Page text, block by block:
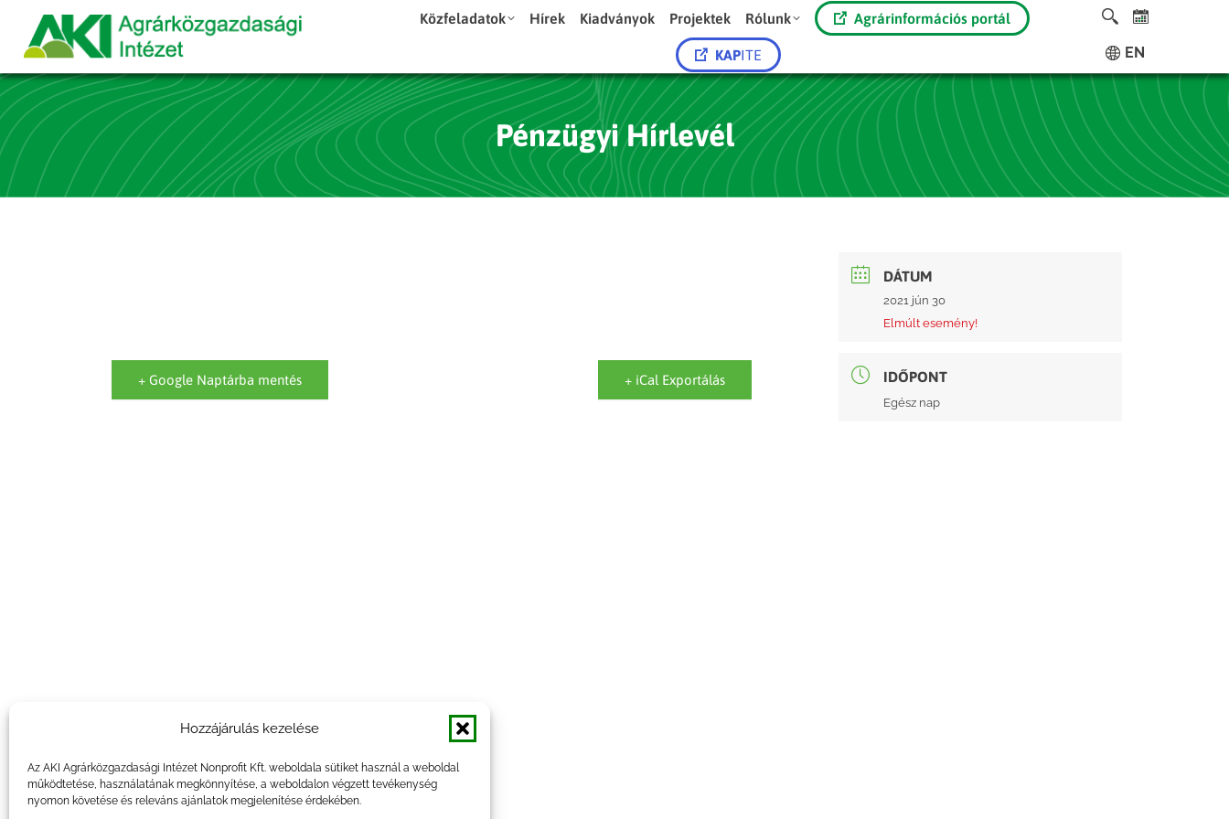
Hozzájárulás kezelése
Az AKI Agrárközgazdasági Intézet Nonprofit Kft. weboldala sütiket használ a weboldal
működtetése, használatának megkönnyítése, a weboldalon végzett tevékenység
nyomon követése és releváns ajánlatok megjelenítése érdekében.
Közfeladatok Hírek Kiadványok Projektek Rólunk Agrárinformációs portál
KAPITE EN
Pénzügyi Hírlevél
+ Google Naptárba mentés + iCal Exportálás
DÁTUM
2021 jún 30
Elmúlt esemény!
IDŐPONT
Egész nap